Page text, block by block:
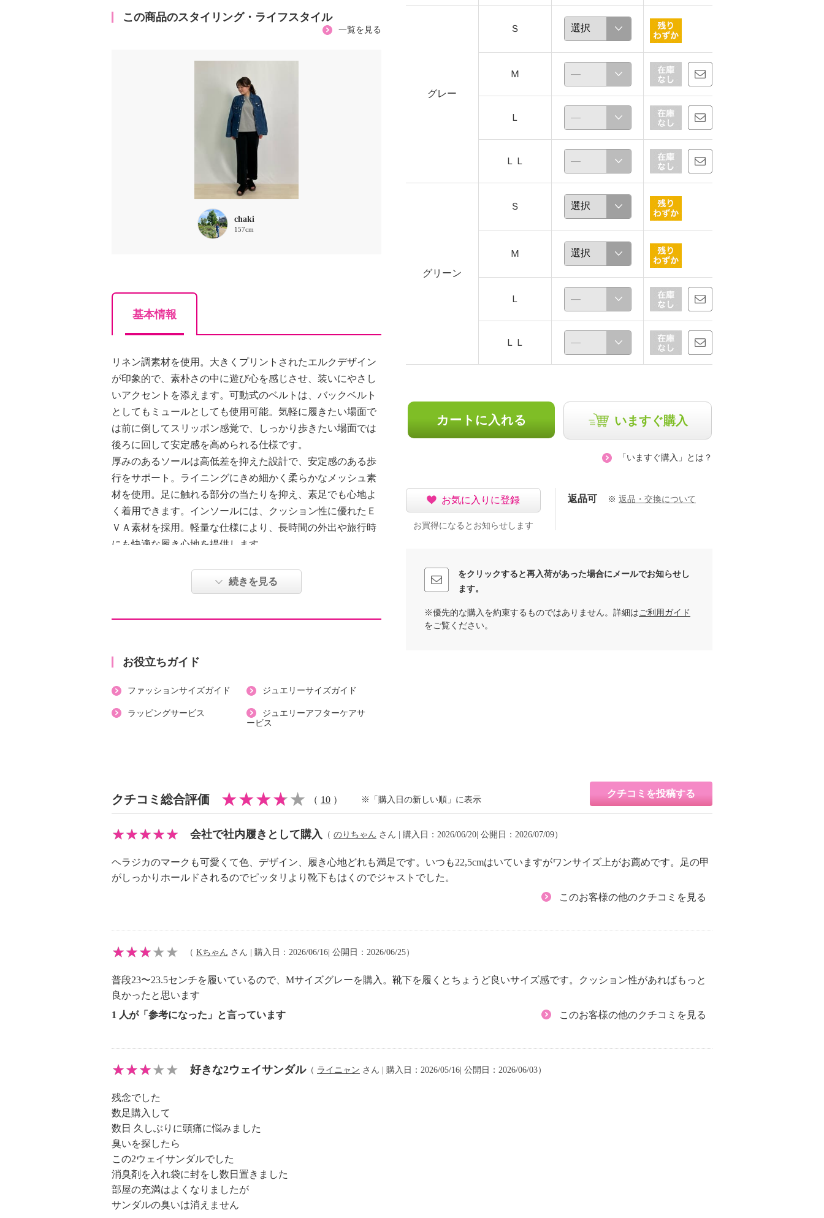
この商品のスタイリング・ライフスタイル
一覧を見る
chaki
157cm
基本情報
リネン調素材を使用。大きくプリントされたエルクデザイン
が印象的で、素朴さの中に遊び心を感じさせ、装いにやさし
いアクセントを添えます。可動式のベルトは、バックベルト
としてもミュールとしても使用可能。気軽に履きたい場面で
は前に倒してスリッポン感覚で、しっかり歩きたい場面では
後ろに回して安定感を高められる仕様です。
厚みのあるソールは高低差を抑えた設計で、安定感のある歩
行をサポート。ライニングにきめ細かく柔らかなメッシュ素
材を使用。足に触れる部分の当たりを抑え、素足でも心地よ
く着用できます。インソールには、クッション性に優れたＥ
ＶＡ素材を採用。軽量な仕様により、長時間の外出や旅行時
にも快適な履き心地を提供します。
●普段と同じサイズをおすすめ
・ヒール：ウェッジ
・外側：ポリエステル、合成皮革
・内側：ポリエステル
・ヒールの高さ：約５．５ｃｍ
・前底厚み：約２．５ｃｍ
・高低差：約１．５ｃｍ
【重さ】
・片足約２１０ｇ（サイズにより多少の差異あり）
【目安サイズ】
表記：Ｓ
対応サイズ：２２．５ｃｍ〜２２．５ｃｍ
対応サイズ：２４．０ｃｍ〜２４．０ｃｍ
表記：ＬＬ
対応サイズ：２４．５ｃｍ〜２４．５ｃｍ
続きを見る
お役立ちガイド
ファッションサイズガイド ジュエリーサイズガイド
ラッピングサービス
ジュエリーアフターケアサ
ービス
グレー
Ｓ
Ｍ
Ｌ
ＬＬ
グリーン
Ｓ
Ｍ
Ｌ
ＬＬ
カートに入れる いますぐ購入
「いますぐ購入」とは？
お気に入りに登録
お買得になるとお知らせします
返品可 ※ 返品・交換について
をクリックすると再入荷があった場合にメールでお知らせし
ます。
※優先的な購入を約束するものではありません。詳細は ご利用ガイド
をご覧ください。
クチコミ総合評価 （ 10 ）
クチコミを投稿する
※「購入日の新しい順」に表示
会社で社内履きとして購入 （ のりちゃん さん | 購入日：2026/06/20| 公開日：2026/07/09）
ヘラジカのマークも可愛くて色、デザイン、履き心地どれも満足です。いつも22,5cmはいていますがワンサイズ上がお薦めです。足の甲
がしっかりホールドされるのでピッタリより靴下もはくのでジャストでした。
このお客様の他のクチコミを見る
（ Kちゃん さん | 購入日：2026/06/16| 公開日：2026/06/25）
普段23〜23.5センチを履いているので、Mサイズグレーを購入。靴下を履くとちょうど良いサイズ感です。クッション性があればもっと
良かったと思います
1 人が「参考になった」と言っています
このお客様の他のクチコミを見る
好きな2ウェイサンダル（ ライニャン さん | 購入日：2026/05/16| 公開日：2026/06/03）
残念でした
数足購入して
数日 久しぶりに頭痛に悩みました
臭いを探したら
この2ウェイサンダルでした
消臭剤を入れ袋に封をし数日置きました
部屋の充満はよくなりましたが
サンダルの臭いは消えません